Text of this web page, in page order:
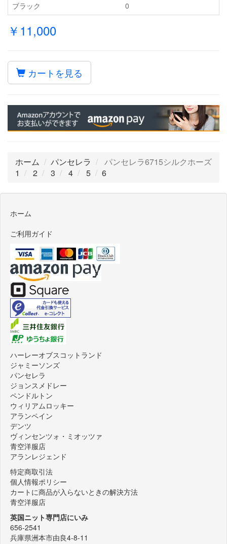
ブラック
0
￥11,000
カートを見る
ホーム パンセレラ
パンセレラ6715シルクホーズ
1
2 3 4 5 6
ホーム
ご利用ガイド
ハーレーオブスコットランド
ジャミーソンズ
パンセレラ
ジョンスメドレー
ペンドルトン
ウィリアムロッキー
アランペイン
デンツ
ヴィンセンツォ・ミオッツァ
青空洋服店
アランレジェンド
特定商取引法
個人情報ポリシー
カートに商品が入らないときの解決方法
青空洋服店
英国ニット専門店にいみ
656-2541
兵庫県洲本市由良4-8-11